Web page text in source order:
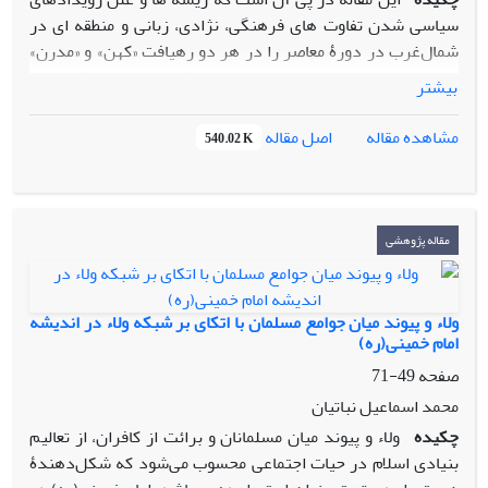
سیاسی شدن تفاوت های فرهنگی، نژادی، زبانی و منطقه ای در
شمال‌غرب در دورۀ معاصر را در هر دو رهیافت «کهن» و «مدرن»
بررسی نماید. تبیین جریان های سیاسی قومی-ملی، رهیافت های
پیچیده تری را درخصوص مسئلۀ ملیّت و ملّت «به طور عام» و قوم
گرایی «به طور خاص» می طلبد. لذا براین اساس، یکی از نظریه‌های
مدل علمی «مایکل هشتر» (به عنوان یک مدل مطلوب) با تبیین
پیش رو تنوعات قومی، فرهنگی و هویتی در ایران را نعمتی بزرگ
می داند. زیرا بقا، تداوم و عرض اندام ایران در صحنه های مختلف،
قائم به تنوعات آن می باشد. نتایج به دست آمده در مقاله، تأثیر
مستقیم شاخص ها و متغیرهای برآمده از نظریۀ توسعة ناموزون
منطقه ای در ظهور و تداوم تحولات ناسیونالیستی و قوم گرایانه در
آذربایجان در سدۀ اخیر را نشان می‌دهد.
بیشتر
مشاهده مقاله
اصل مقاله 540.02 K
مقاله پژوهشی
ولاء و پیوند میان جوامع مسلمان با اتکای بر شبکه ولاء در اندیشه
امام خمینی(ره)
صفحه49-71
محمد اسماعیل نباتیان
چکیده ولاء و پیوند میان مسلمانان و برائت از کافران، از تعالیم
بنیادی اسلام در حیات اجتماعی محسوب می‌شود که شکل‌دهندۀ